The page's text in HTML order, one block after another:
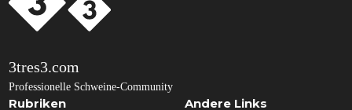
3tres3.com
Professionelle Schweine-Community
Rubriken Andere Links